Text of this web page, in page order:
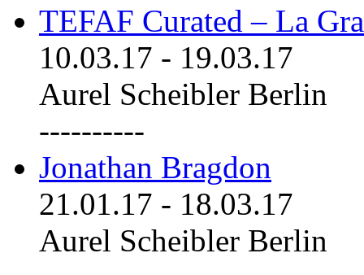
TEFAF Curated – La
10.03.17 - 19.03.17
Aurel Scheibler Berlin
----------
Jonathan Bragdon
21.01.17 - 18.03.17
Aurel Scheibler Berlin